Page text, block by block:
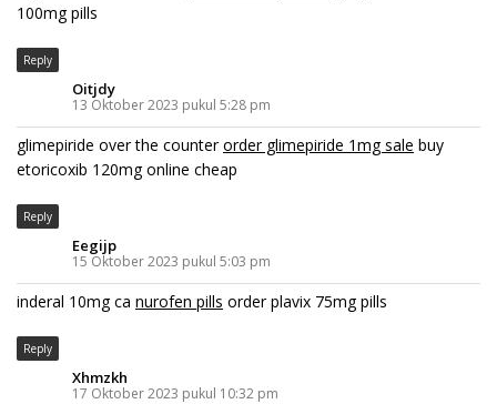
100mg pills
Reply
Oitjdy
13 Oktober 2023 pukul 5:28 pm
glimepiride over the counterorder glimepiride 1mg sale buy
etoricoxib 120mg online cheap
Reply
Eegijp
15 Oktober 2023 pukul 5:03 pm
inderal 10mg ca nurofen pills order plavix 75mg pills
Reply
Xhmzkh
17 Oktober 2023 pukul 10:32 pm